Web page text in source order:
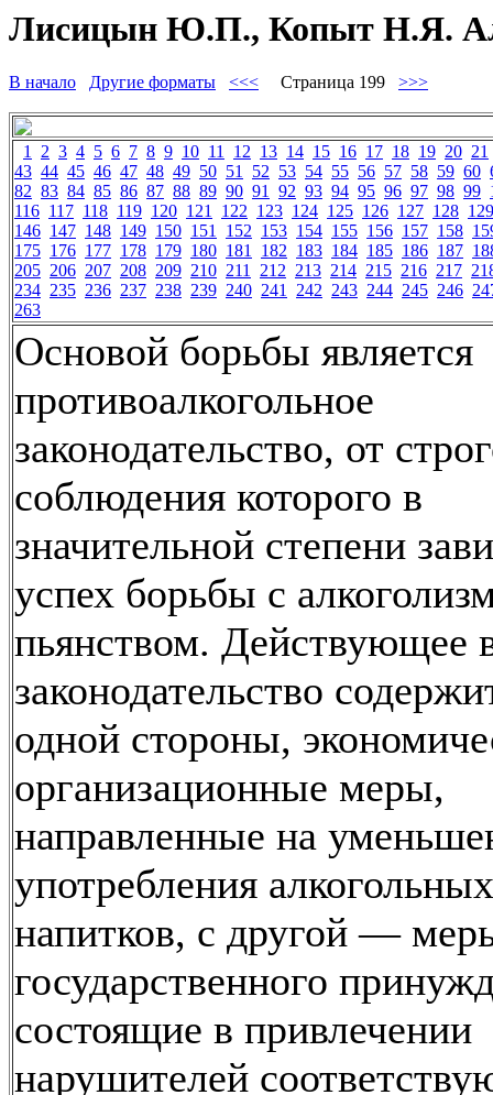
Лисицын Ю.П., Копыт Н.Я.
В начало Другие форматы <<< Страница 199 >>>
1 2 3 4 5 6 7 8 9 10 11 12 13 14 15 16 17 18 19 20 21
43 44 45 46 47 48 49 50 51 52 53 54 55 56 57 58 59 60
82 83 84 85 86 87 88 89 90 91 92 93 94 95 96 97 98 99
116 117 118 119 120 121 122 123 124 125 126 127 128 129
146 147 148 149 150 151 152 153 154 155 156 157 158
175 176 177 178 179 180 181 182 183 184 185 186 187
205 206 207 208 209 210 211 212 213 214 215 216 217
234 235 236 237 238 239 240 241 242 243 244 245 246
263
Основой борьбы является
противоалкогольное
законодательство, от
соблюдения которого в
значительной степени
успех борьбы с
пьянством. Действующее
законодательство
одной стороны,
организационные меры,
направленные на
употребления алкогольных
напитков, с другой —
государственного
состоящие в привлечении
нарушителей